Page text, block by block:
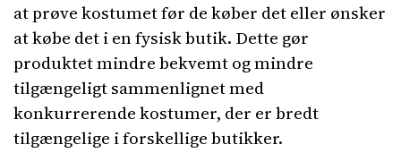
at prøve kostumet før de køber det eller ønsker
at købe det i en fysisk butik. Dette gør
produktet mindre bekvemt og mindre
tilgængeligt sammenlignet med
konkurrerende kostumer, der er bredt
tilgængelige i forskellige butikker.